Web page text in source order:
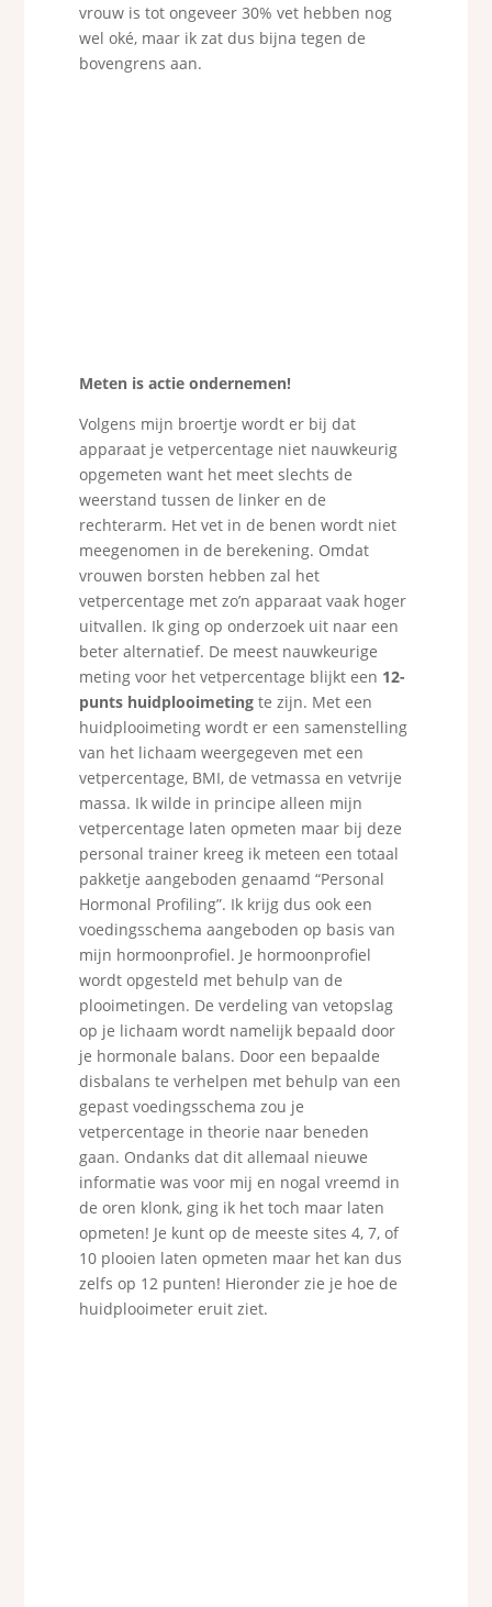
vrouw is tot ongeveer 30% vet hebben nog
wel oké, maar ik zat dus bijna tegen de
bovengrens aan.
Meten is actie ondernemen!
Volgens mijn broertje wordt er bij dat
apparaat je vetpercentage niet nauwkeurig
opgemeten want het meet slechts de
weerstand tussen de linker en de
rechterarm. Het vet in de benen wordt niet
meegenomen in de berekening. Omdat
vrouwen borsten hebben zal het
vetpercentage met zo’n apparaat vaak hoger
uitvallen. Ik ging op onderzoek uit naar een
beter alternatief. De meest nauwkeurige
meting voor het vetpercentage blijkt een 12-
punts huidplooimetingte zijn. Met een
huidplooimeting wordt er een samenstelling
van het lichaam weergegeven met een
vetpercentage, BMI, de vetmassa en vetvrije
massa. Ik wilde in principe alleen mijn
vetpercentage laten opmeten maar bij deze
personal trainer kreeg ik meteen een totaal
pakketje aangeboden genaamd “Personal
Hormonal Profiling”. Ik krijg dus ook een
voedingsschema aangeboden op basis van
mijn hormoonprofiel. Je hormoonprofiel
wordt opgesteld met behulp van de
plooimetingen. De verdeling van vetopslag
op je lichaam wordt namelijk bepaald door
je hormonale balans. Door een bepaalde
disbalans te verhelpen met behulp van een
gepast voedingsschema zou je
vetpercentage in theorie naar beneden
gaan. Ondanks dat dit allemaal nieuwe
informatie was voor mij en nogal vreemd in
de oren klonk, ging ik het toch maar laten
opmeten! Je kunt op de meeste sites 4, 7, of
10 plooien laten opmeten maar het kan dus
zelfs op 12 punten! Hieronder zie je hoe de
huidplooimeter eruit ziet.